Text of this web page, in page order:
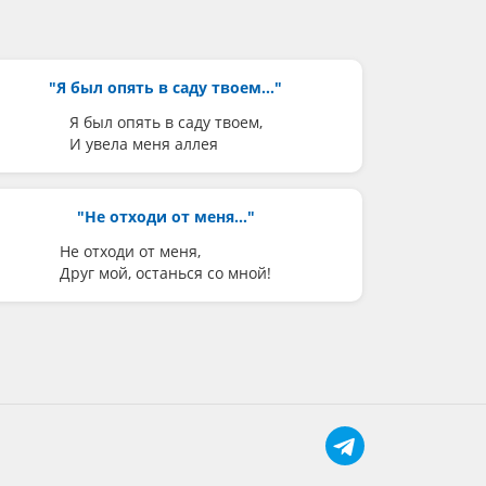
"Я был опять в саду твоем..."
Я был опять в саду твоем,
И увела меня аллея
"Не отходи от меня..."
Не отходи от меня,
Друг мой, останься со мной!